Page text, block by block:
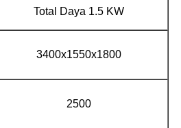
Total Daya 1.5 KW
3400x1550x1800
2500